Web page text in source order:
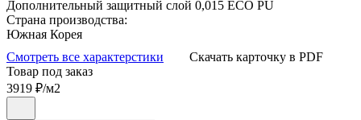
Дополнительный защитный слой 0,015 ECO PU
Страна производства:
Южная Корея
Смотреть все характерстики
Скачать карточку в PDF
Товар под заказ
3919 ₽/м2